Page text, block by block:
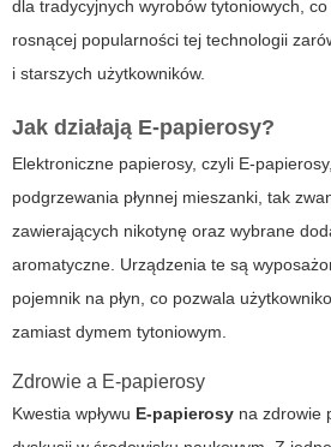
dla tradycyjnych wyrobów tytoniowych,
rosnącej popularności tej technologii
i starszych użytkowników.
Jak działają E-papierosy?
Elektroniczne papierosy, czyli E-papierosy
podgrzewania płynnej mieszanki, tak
zawierających nikotynę oraz wybrane
aromatyczne. Urządzenia te są
pojemnik na płyn, co pozwala
zamiast dymem tytoniowym.
Zdrowie a E-papierosy
Kwestia wpływu E-papierosy na zdrowie